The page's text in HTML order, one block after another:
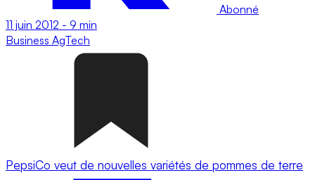
Abonné
11 juin 2012 - 9 min
Business AgTech
PepsiCo veut de nouvelles variétés de pommes de terre